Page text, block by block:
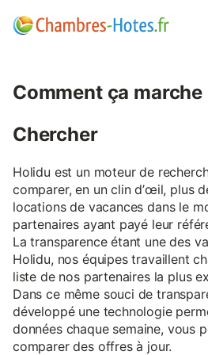
Comment ça marche
Chercher
Holidu est un moteur de
comparer, en un clin d’œil, plus
locations de vacances dans le
partenaires ayant payé leur
La transparence étant une des
Holidu, nos équipes travaillent
liste de nos partenaires la plus
Dans ce même souci de
développé une technologie
données chaque semaine, vous
comparer des offres à jour.